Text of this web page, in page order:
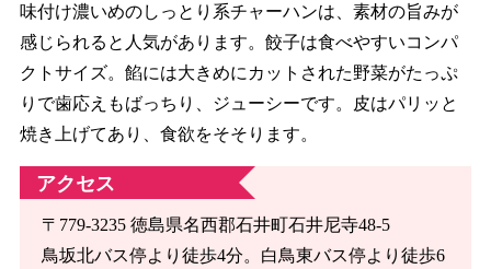
味付け濃いめのしっとり系チャーハンは、素材の旨みが
感じられると人気があります。餃子は食べやすいコンパ
クトサイズ。餡には大きめにカットされた野菜がたっぷ
りで歯応えもばっちり、ジューシーです。皮はパリッと
焼き上げてあり、食欲をそそります。
アクセス
〒779-3235 徳島県名西郡石井町石井尼寺48-5
鳥坂北バス停より徒歩4分。白鳥東バス停より徒歩6